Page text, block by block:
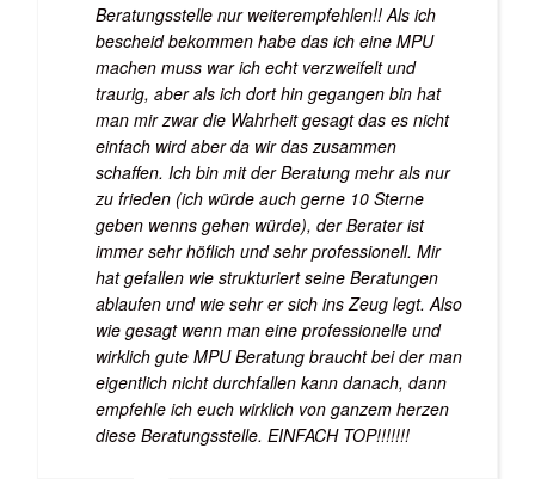
Beratungsstelle nur weiterempfehlen!! Als ich
bescheid bekommen habe das ich eine MPU
machen muss war ich echt verzweifelt und
traurig, aber als ich dort hin gegangen bin hat
man mir zwar die Wahrheit gesagt das es nicht
einfach wird aber da wir das zusammen
schaffen. Ich bin mit der Beratung mehr als nur
zu frieden (ich würde auch gerne 10 Sterne
geben wenns gehen würde), der Berater ist
immer sehr höflich und sehr professionell. Mir
hat gefallen wie strukturiert seine Beratungen
ablaufen und wie sehr er sich ins Zeug legt. Also
wie gesagt wenn man eine professionelle und
wirklich gute MPU Beratung braucht bei der man
eigentlich nicht durchfallen kann danach, dann
empfehle ich euch wirklich von ganzem herzen
diese Beratungsstelle. EINFACH TOP!!!!!!!